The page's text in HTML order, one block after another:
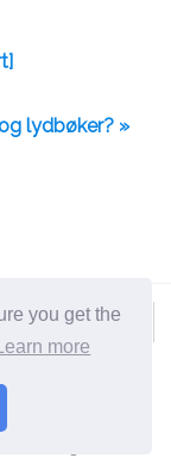
you get the
Learn more
lydbøker? »
Norsk
Românesc